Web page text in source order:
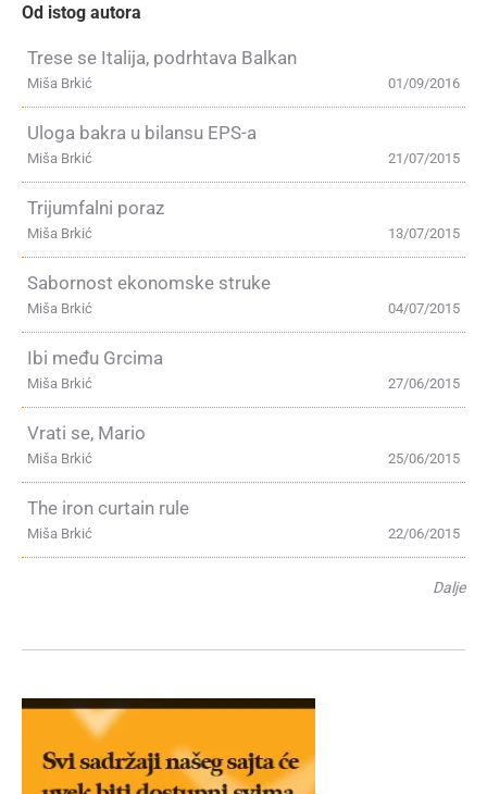
Od istog autora
Trese se Italija, podrhtava Balkan
01/09/2016
Miša Brkić
Uloga bakra u bilansu EPS-a
21/07/2015
Miša Brkić
Trijumfalni poraz
13/07/2015
Miša Brkić
Sabornost ekonomske struke
04/07/2015
Miša Brkić
Ibi među Grcima
27/06/2015
Miša Brkić
Vrati se, Mario
25/06/2015
Miša Brkić
The iron curtain rule
22/06/2015
Miša Brkić
Dalje